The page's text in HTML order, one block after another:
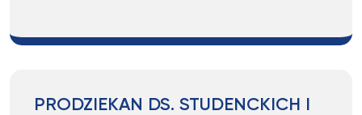
PRODZIEKAN DS. STUDENCKICH I